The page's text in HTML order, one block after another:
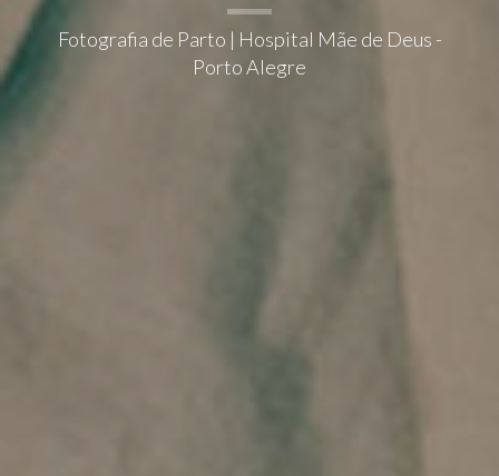
Fotografia de Parto | Hospital Mãe de Deus -
Porto Alegre